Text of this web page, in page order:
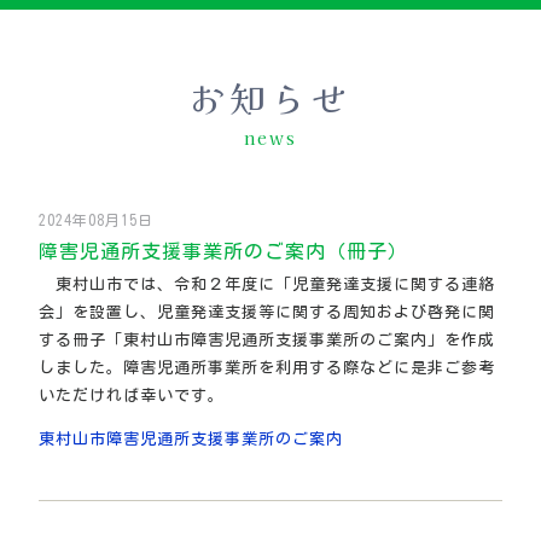
お知らせ
2024年08月15日
障害児通所支援事業所のご案内（冊子）
東村山市では、令和２年度に「児童発達支援に関する連絡
会」を設置し、児童発達支援等に関する周知および啓発に関
する冊子「東村山市障害児通所支援事業所のご案内」を作成
しました。障害児通所事業所を利用する際などに是非ご参考
いただければ幸いです。
東村山市障害児通所支援事業所のご案内